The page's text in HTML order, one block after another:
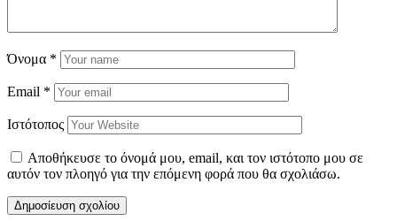
Όνομα *
Email *
Ιστότοπος
Αποθήκευσε το όνομά μου, email, και τον ιστότοπο μου σε
αυτόν τον πλοηγό για την επόμενη φορά που θα σχολιάσω.